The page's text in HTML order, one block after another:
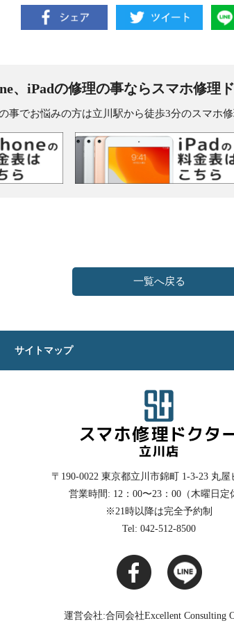
、iPadの修理の事ならスマホ修理
事でお悩みの方は立川駅から徒歩3分のスマホ
一覧へ戻る
サイトマップ
〒190-0022 東京都立川市錦町 1-3-23 丸屋
営業時間: 12：00〜23：00（木曜日定
※21時以降は完全予約制
Tel: 042-512-8500
運営会社:合同会社Excellent Consulting